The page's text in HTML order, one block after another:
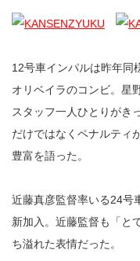
12号車インパルは昨年同
オリベイラのコンビ。星
スタッフ一人ひとりがき
だけではなくペナルティ
豊富を語った。
近藤真彦監督率いる24号
新加入。近藤監督も「と
ち溢れた表情だった。